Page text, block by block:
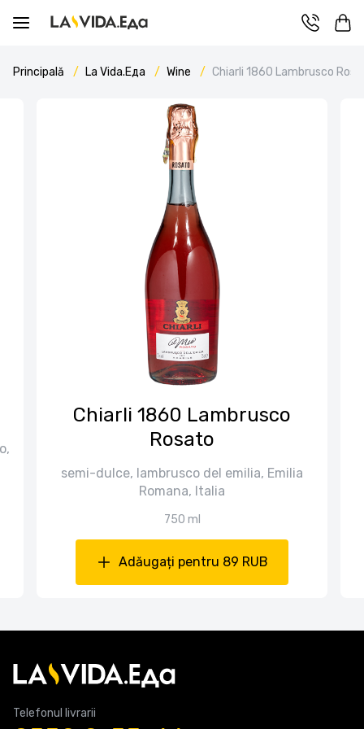
Principală La Vida.Еда Wine Chiarli 1860 Lambrusco
Chiarli 1860 Lambrusco
Rosato
semi-dulce, lambrusco del emilia, Emilia
Romana, Italia
750 ml
Adăugați pentru 89 RUB
Telefonul livrarii